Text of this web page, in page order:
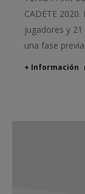
CADETE
jugadores y
una fase
+ Información